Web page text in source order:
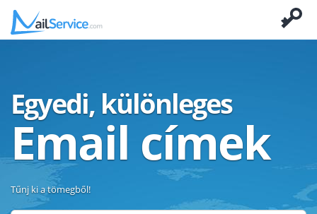
Egyedi, különleges
Email címek
Tűnj ki a tömegből!